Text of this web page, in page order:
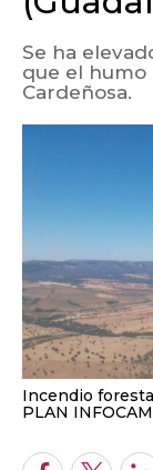
Se ha
que el humo
Cardeñosa.
Incendio
PLAN INFOCAM